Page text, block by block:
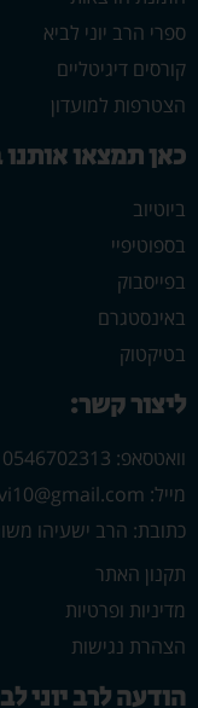
ספרי הרב יוני לביא
קורסים דיגיטליים
הצטרפות למועדון
כאן תמצאו
ביוטיוב
בספוטיפיי
בפייסבוק
באינסטגרם
בטיקטוק
ליצור קשר:
וואטסאפ: 0546702313
מייל: yonilavi10@gmail.com
כתובת: הרב ישעיהו משורר 20/4 פתח
תקנון האתר
מדיניות ופרטיות
הצהרת נגישות
הודעה לרב יוני